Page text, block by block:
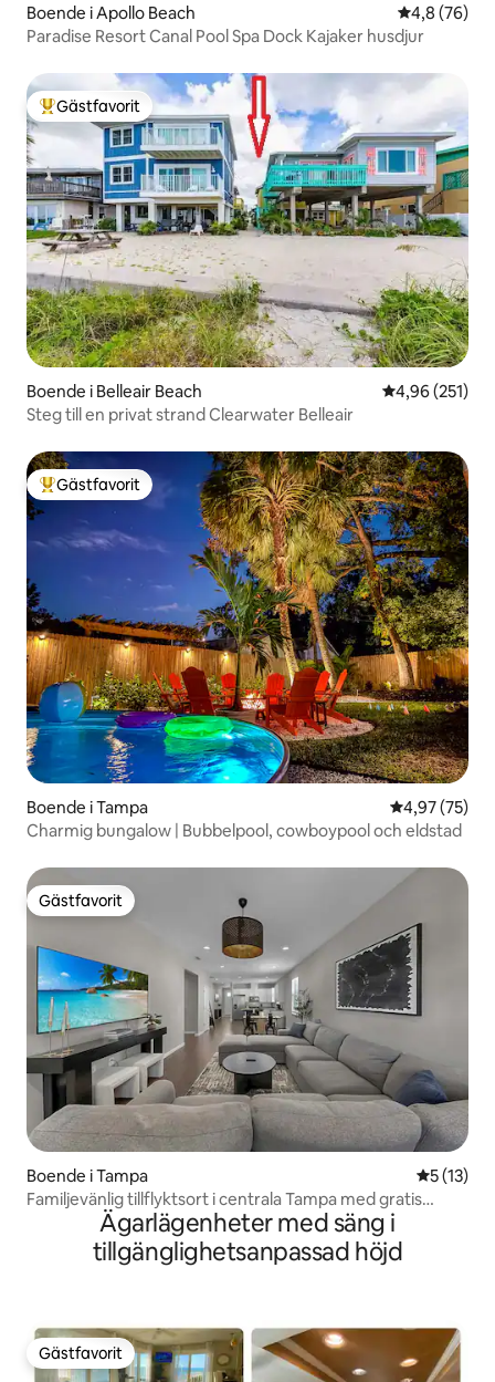
Boende i Apollo Beach 4,8 av 5 i
4,8 (76)
Paradise Resort Canal Pool Spa Dock Kajaker husdjur
Populär gästfavorit
Gästfavorit
Boende i Belleair Beach 4,96 av 5 i
4,96 (251)
Steg till en privat strand Clearwater Belleair
Populär gästfavorit
Gästfavorit
Boende i Tampa 4,97 av 5 i
4,97 (75)
Charmig bungalow | Bubbelpool, cowboypool och eldstad
Gästfavorit
Gästfavorit
Boende i Tampa 5 av 5 i
5 (13)
Familjevänlig tillflyktsort i centrala Tampa med gratis
Ägarlägenheter med säng i
tillgänglighetsanpassad höjd
Gästfavorit
Gästfavorit